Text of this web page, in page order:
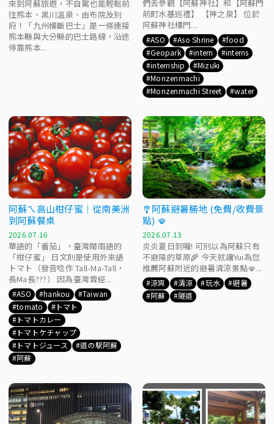
來到阿蘇旅遊，不自駕也能輕鬆前
往熊本、黑川溫泉、由布院及別
府！「九州橫斷巴士」是一條連接
熊本縣與大分縣的巴士路線，沿途
停靠熊本...
們去參觀【阿蘇神社】和【阿蘇門
前町水基巡禮】 【神之泉】 位於
阿蘇神社樓門...
ASO Aso Shrine
food
Geopark
intern
interns
internship
Mizuki
Monzenmachi
Monzenmachi Street
water
阿蘇ㄟ高山柑仔蜜｜從南美洲
到阿蘇餐桌
2026.07.16
華語的「番茄」，臺灣閩南語的
「柑仔蜜」 日文則是使用外來語
トマト（發音唸作 Tall-Ma-Tall，
長Ma長???） 因為臺灣曾經...
ASO hankou
Taiwan
tomato
トマト
トマトカレー
トマトケチャップ
トマトジュース
道の駅阿蘇
阿蘇
🎐阿蘇避暑勝地 (免費/收費景
點) 🪭
2026.07.13
炎炎夏日到囉! 可別以為阿蘇只有
不避陽的草原🌾 今天就讓Yui為您
推薦阿蘇附近的避暑清涼景點🪭...
涼爽 清涼 玩水
避暑
阿蘇
隧道